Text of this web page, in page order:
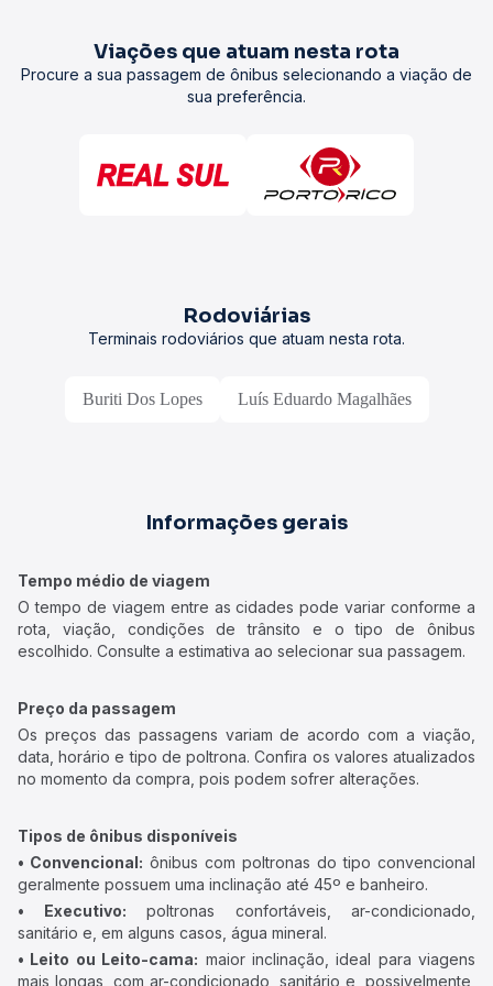
Viações que atuam nesta rota
Procure a sua passagem de ônibus selecionando a viação de
sua preferência.
Rodoviárias
Terminais rodoviários que atuam nesta rota.
Buriti Dos Lopes Luís Eduardo Magalhães
Informações gerais
Tempo médio de viagem
O tempo de viagem entre as cidades pode variar conforme a
rota, viação, condições de trânsito e o tipo de ônibus
escolhido. Consulte a estimativa ao selecionar sua passagem.
Preço da passagem
Os preços das passagens variam de acordo com a viação,
data, horário e tipo de poltrona. Confira os valores atualizados
no momento da compra, pois podem sofrer alterações.
Tipos de ônibus disponíveis
• Convencional: ônibus com poltronas do tipo convencional
geralmente possuem uma inclinação até 45º e banheiro.
• Executivo: poltronas confortáveis, ar-condicionado,
sanitário e, em alguns casos, água mineral.
• Leito ou Leito-cama: maior inclinação, ideal para viagens
mais longas, com ar-condicionado, sanitário e, possivelmente,